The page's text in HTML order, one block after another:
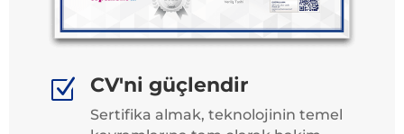
Z CV'ni güçlendir
Sertifika almak, teknolojinin temel